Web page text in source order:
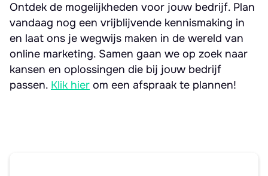
Ontdek de mogelijkheden voor jouw bedrijf. Plan
vandaag nog een vrijblijvende kennismaking in
en laat ons je wegwijs maken in de wereld van
online marketing. Samen gaan we op zoek naar
kansen en oplossingen die bij jouw bedrijf
passen. Klik hier om een afspraak te plannen!